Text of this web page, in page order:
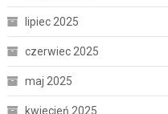
lipiec 2025
czerwiec 2025
maj 2025
kwiecień 2025